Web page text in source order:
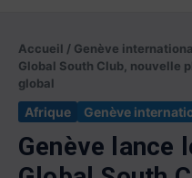
Accueil / Genève
Global South Club, nouvelle
global
Afrique Genève
Genève lance